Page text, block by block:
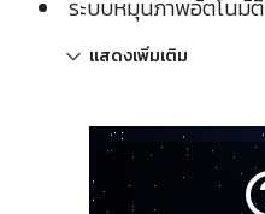
ระบบหมุนภาพอัตโนมั
แสดงเพิ่มเติม